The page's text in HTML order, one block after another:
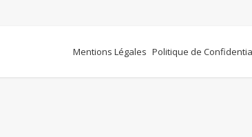
Mentions Légales Politique de